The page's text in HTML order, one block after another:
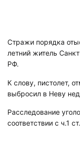
Стражи порядка
летний житель
РФ.
К слову, пистолет,
выбросил в Неву
Расследование
соответствии с ч.1